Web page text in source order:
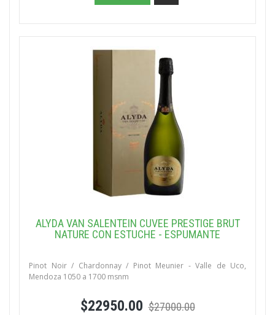
ALYDA VAN SALENTEIN CUVEE PRESTIGE BRUT
NATURE CON ESTUCHE - ESPUMANTE
Pinot Noir / Chardonnay / Pinot Meunier - Valle de Uco,
Mendoza 1050 a 1700 msnm
$22950.00 $27000.00